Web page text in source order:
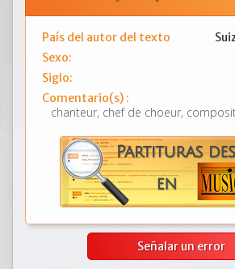
País del autor del texto
Sexo:
Siglo:
Comentario(s) :
chanteur, chef de choeur,
Señalar un error